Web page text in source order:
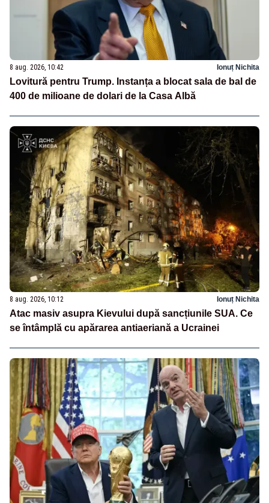
8 aug. 2026, 10:42 Ionuț Nichita
Lovitură pentru Trump. Instanța a blocat sala de bal de
400 de milioane de dolari de la Casa Albă
8 aug. 2026, 10:12 Ionuț Nichita
Atac masiv asupra Kievului după sancțiunile SUA. Ce
se întâmplă cu apărarea antiaeriană a Ucrainei